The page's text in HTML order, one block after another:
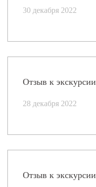
30 декабря 2022
Отзыв к экскурсии
28 декабря 2022
Отзыв к экскурсии